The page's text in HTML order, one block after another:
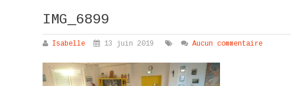
IMG_6899
Isabelle 13 juin 2019 Aucun commentaire